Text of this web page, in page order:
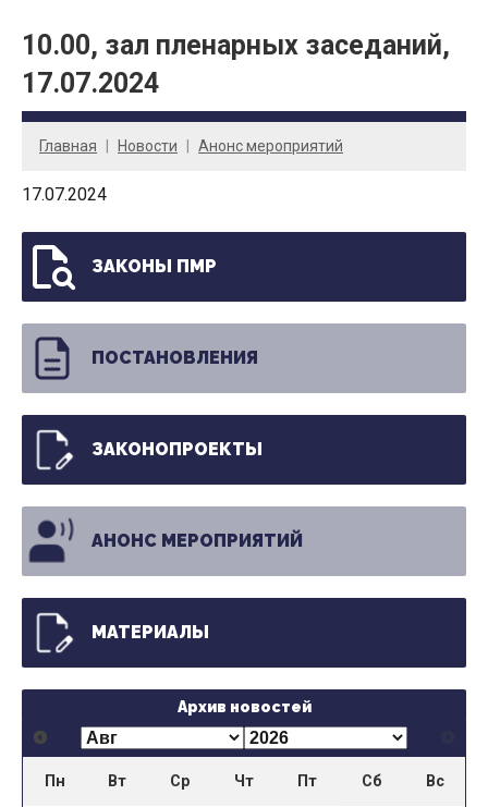
10.00, зал пленарных заседаний,
17.07.2024
Главная Новости Анонс мероприятий
17.07.2024
ЗАКОНЫ ПМР
ПОСТАНОВЛЕНИЯ
ЗАКОНОПРОЕКТЫ
АНОНС МЕРОПРИЯТИЙ
МАТЕРИАЛЫ
Архив новостей
Пн Вт Ср Чт Пт Сб Вс